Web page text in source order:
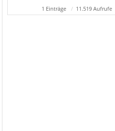
1 Einträge 11.519 Aufrufe